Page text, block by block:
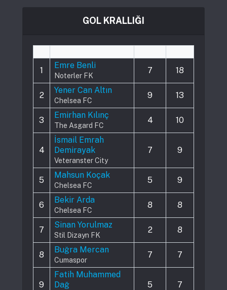
GOL KRALLIĞI
1
Emre Benli
Noterler FK
7 18
2
Yener Can Altın
Chelsea FC
9 13
3
Emirhan Kılınç
The Asgard FC
4 10
4
İsmail Emrah
Demirayak
Veteranster City
7 9
5
Mahsun Koçak
Chelsea FC
5 9
6
Bekir Arda
Chelsea FC
8 8
7
Sinan Yorulmaz
Stil Dizayn FK
2 8
8
Buğra Mercan
Cumaspor
7 7
9
Fatih Muhammed
Dağ
5 7